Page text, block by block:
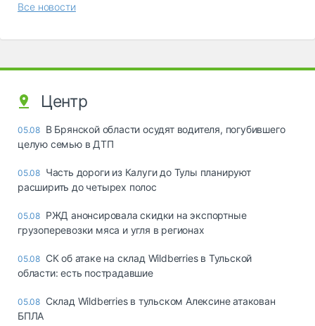
Все новости
Центр
05.08 В Брянской области осудят водителя, погубившего
целую семью в ДТП
05.08 Часть дороги из Калуги до Тулы планируют
расширить до четырех полос
05.08 РЖД анонсировала скидки на экспортные
грузоперевозки мяса и угля в регионах
05.08 СК об атаке на склад Wildberries в Тульской
области: есть пострадавшие
05.08 Склад Wildberries в тульском Алексине атакован
БПЛА